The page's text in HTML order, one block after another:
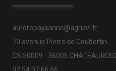
aurorepaysanne@agricvl.fr
70 avenue Pierre de Coubertin
CS 50009 - 36005